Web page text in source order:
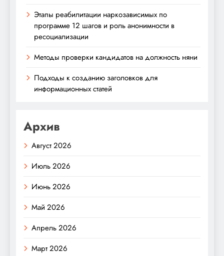
Этапы реабилитации наркозависимых по
программе 12 шагов и роль анонимности в
ресоциализации
Методы проверки кандидатов на должность няни
Подходы к созданию заголовков для
информационных статей
Архив
Август 2026
Июль 2026
Июнь 2026
Май 2026
Апрель 2026
Март 2026